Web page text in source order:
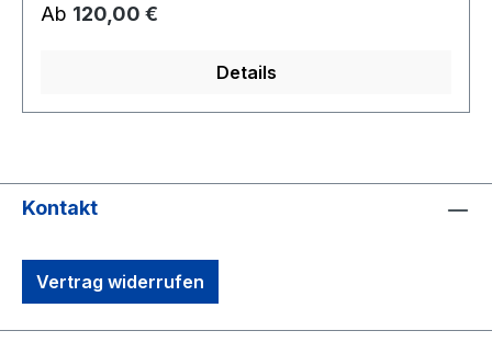
Regulärer Preis:
Ab 120,00 €
Details
Kontakt
Vertrag widerrufen